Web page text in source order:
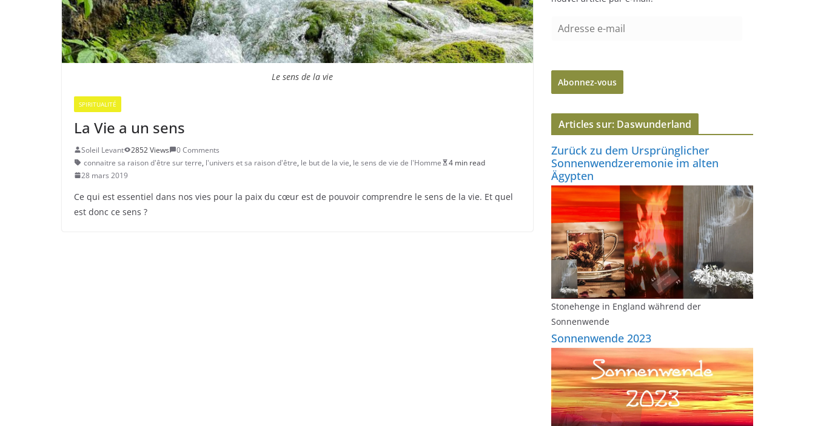
Le sens de la vie
SPIRITUALITÉ
La Vie a un sens
Soleil Levant 2852 Views
0 Comments
connaitre sa raison d'être sur terre, l'univers et sa raison d'être, le but de la vie, le sens de vie de l'Homme
4 min read
28 mars 2019
Ce qui est essentiel dans nos vies pour la paix du cœur est de pouvoir comprendre le sens de la vie. Et quel
est donc ce sens ?
e
e
m
a
i
l
Abonnez-vous
Articles sur: Daswunderland
Zurück zu dem Ursprünglicher
Sonnenwendzeremonie im alten
Ägypten
Stonehenge in England während der
Sonnenwende
Sonnenwende 2023